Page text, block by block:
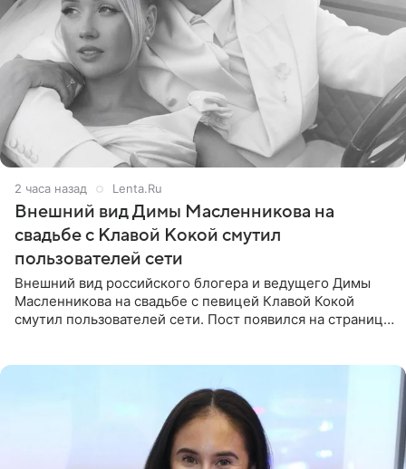
2 часа назад Lenta.Ru
Внешний вид Димы Масленникова на
свадьбе с Клавой Кокой смутил
пользователей сети
Внешний вид российского блогера и ведущего Димы
Масленникова на свадьбе с певицей Клавой Кокой
смутил пользователей сети. Пост появился на странице